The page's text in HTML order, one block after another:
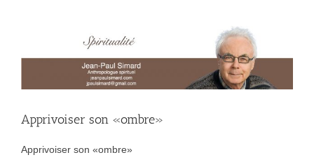
Apprivoiser son «ombre»
Apprivoiser son «ombre»